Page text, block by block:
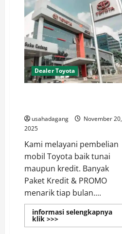
Kebon
Jeruk
Jakarta
Barat
Dealer Toyota
usahadagang
November 20,
2025
Kami melayani pembelian
mobil Toyota baik tunai
maupun kredit. Banyak
Paket Kredit & PROMO
menarik tiap bulan....
informasi selengkapnya
klik >>>Read
more